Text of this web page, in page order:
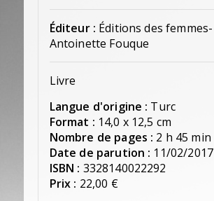
Éditeur : Éditions des femmes-
Antoinette Fouque
Livre
Langue d'origine : Turc
Format : 14,0 x 12,5 cm
Nombre de pages : 2 h 45 min
Date de parution : 11/02/2017
ISBN : 3328140022292
Prix : 22,00 €